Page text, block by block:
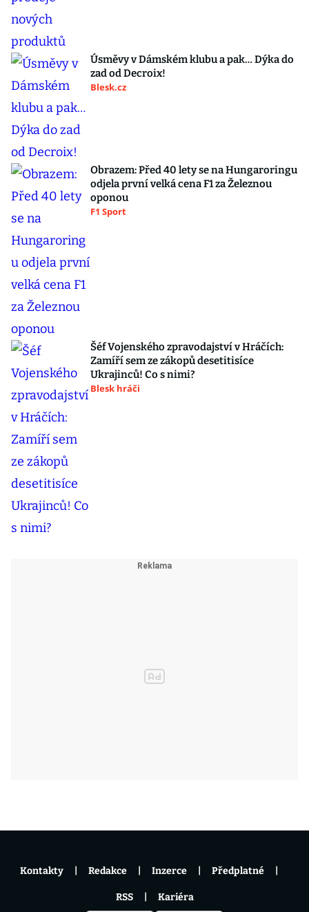
Úsměvy v Dámském klubu a pak… Dýka do
zad od Decroix!
Blesk.cz
Obrazem: Před 40 lety se na Hungaroringu
odjela první velká cena F1 za Železnou
oponou
F1 Sport
Šéf Vojenského zpravodajství v Hráčích:
Zamíří sem ze zákopů desetitisíce
Ukrajinců! Co s nimi?
Blesk hráči
Kontakty Redakce Inzerce Předplatné
RSS Kariéra